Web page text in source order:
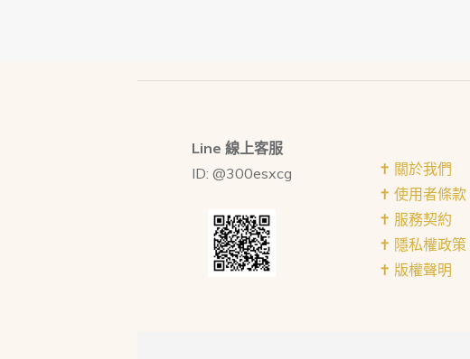
Line 線上客服
ID: @300esxcg
✝︎ 關於我們
✝︎ 使用者條款
✝︎ 服務契約
✝︎ 隱私權政策
✝︎ 版權聲明